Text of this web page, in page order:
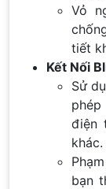
Vỏ
tiết
Kết Nối
Sử
điện
khác.
bạn